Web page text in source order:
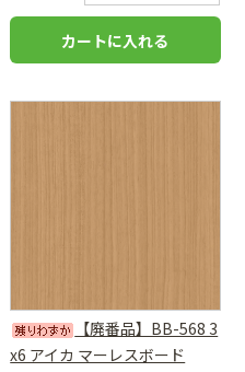
【廃番品】BB-568 3
x6 アイカ マーレスボード